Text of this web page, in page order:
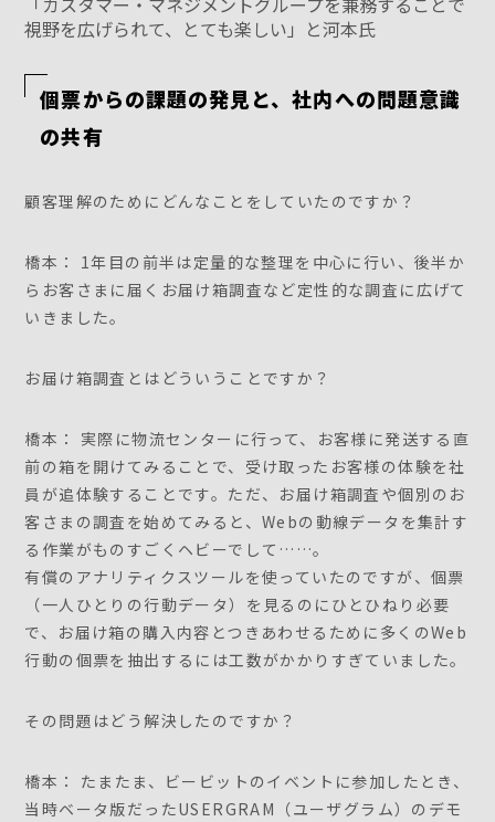
視野を広げられて、とても楽しい」と河本氏
個票からの課題の発見と、社内への問題意識
の共有
顧客理解のためにどんなことをしていたのですか？
橋本： 1年目の前半は定量的な整理を中心に行い、後半か
らお客さまに届くお届け箱調査など定性的な調査に広げて
いきました。
お届け箱調査とはどういうことですか？
橋本： 実際に物流センターに行って、お客様に発送する直
前の箱を開けてみることで、受け取ったお客様の体験を社
員が追体験することです。ただ、お届け箱調査や個別のお
客さまの調査を始めてみると、Webの動線データを集計す
る作業がものすごくヘビーでして……。
有償のアナリティクスツールを使っていたのですが、個票
（一人ひとりの行動データ）を見るのにひとひねり必要
で、お届け箱の購入内容とつきあわせるために多くのWeb
行動の個票を抽出するには工数がかかりすぎていました。
その問題はどう解決したのですか？
橋本： たまたま、ビービットのイベントに参加したとき、
当時ベータ版だったUSERGRAM（ユーザグラム）のデモ